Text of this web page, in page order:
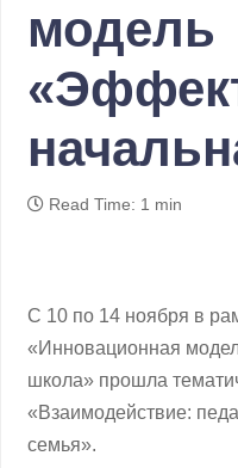
модель
Read Time: 1 min
С 10 по 14 ноября в
«Инновационная
школа» прошла
«Взаимодействие:
семья».